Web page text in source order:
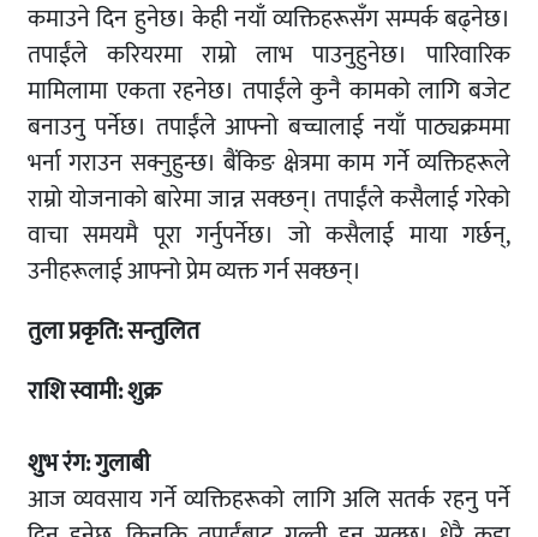
कमाउने दिन हुनेछ। केही नयाँ व्यक्तिहरूसँग सम्पर्क बढ्नेछ।
तपाईंले करियरमा राम्रो लाभ पाउनुहुनेछ। पारिवारिक
मामिलामा एकता रहनेछ। तपाईंले कुनै कामको लागि बजेट
बनाउनु पर्नेछ। तपाईंले आफ्नो बच्चालाई नयाँ पाठ्यक्रममा
भर्ना गराउन सक्नुहुन्छ। बैंकिङ क्षेत्रमा काम गर्ने व्यक्तिहरूले
राम्रो योजनाको बारेमा जान्न सक्छन्। तपाईंले कसैलाई गरेको
वाचा समयमै पूरा गर्नुपर्नेछ। जो कसैलाई माया गर्छन्,
उनीहरूलाई आफ्नो प्रेम व्यक्त गर्न सक्छन्।
तुलाप्रकृति: सन्तुलित
राशि स्वामी: शुक्र
शुभ रंग: गुलाबी
आज व्यवसाय गर्ने व्यक्तिहरूको लागि अलि सतर्क रहनु पर्ने